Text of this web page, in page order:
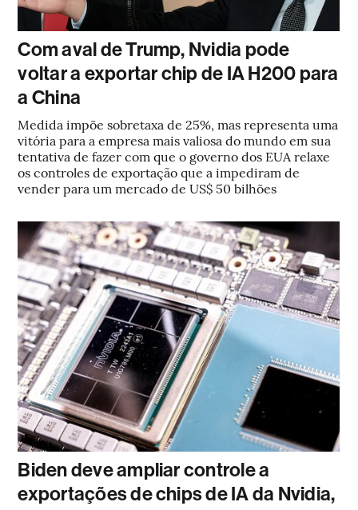
Com aval de Trump, Nvidia pode
voltar a exportar chip de IA H200 para
a China
Medida impõe sobretaxa de 25%, mas representa uma
vitória para a empresa mais valiosa do mundo em sua
tentativa de fazer com que o governo dos EUA relaxe
os controles de exportação que a impediram de
vender para um mercado de US$ 50 bilhões
Biden deve ampliar controle a
exportações de chips de IA da Nvidia,